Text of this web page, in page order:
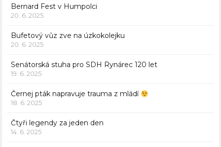
Bernard Fest v Humpolci
20. 6. 2025
Bufetový vůz zve na úzkokolejku
20. 6. 2025
Senátorská stuha pro SDH Rynárec 120 let
19. 6. 2025
Černej pták napravuje trauma z mládí
18. 6. 2025
Čtyři legendy za jeden den
14. 6. 2025